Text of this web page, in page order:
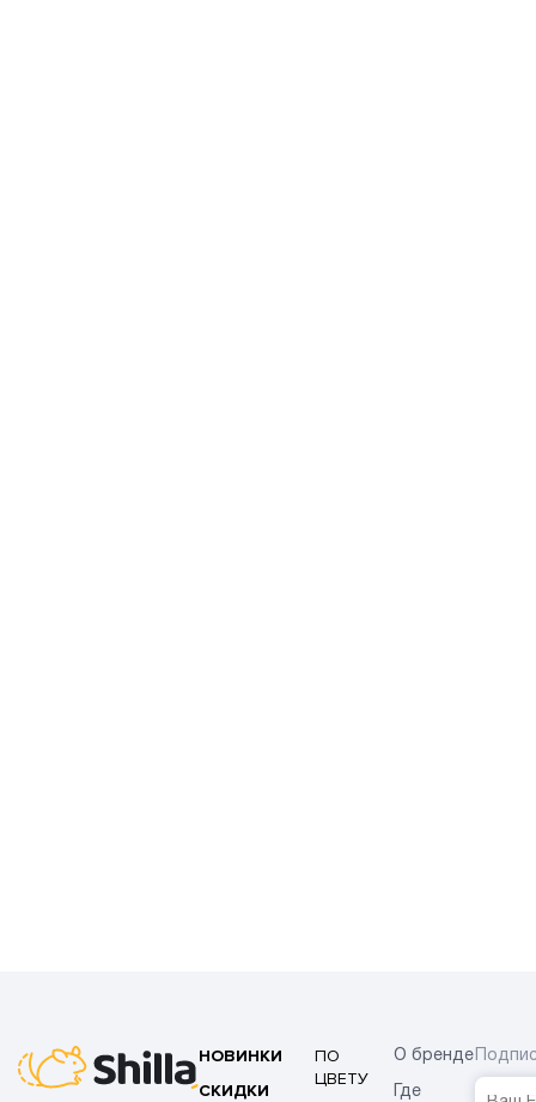
НОВИНКИ
СКИДКИ
ПО
ЦВЕТУ
О бренде
Где